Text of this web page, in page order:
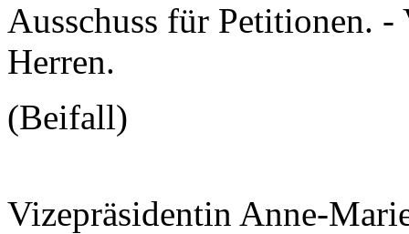
Ausschuss für Petitionen.
Herren.
(Beifall)
Vizepräsidentin Anne-